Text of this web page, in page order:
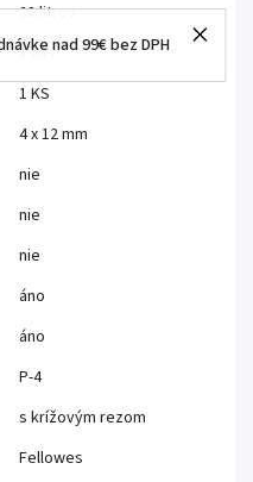
nad 99€ bez DPH
22 litrov
1 kus
1 KS
4 x 12 mm
nie
nie
nie
áno
áno
P-4
s krížovým rezom
Fellowes